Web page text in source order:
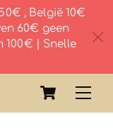
, België 10€
60€ geen
100€ | Snelle
c
Cart